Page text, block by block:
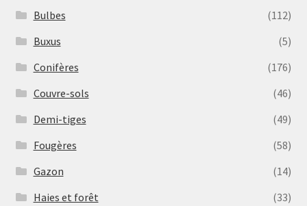
Bulbes
(112)
Buxus
(5)
Conifères
(176)
Couvre-sols
(46)
Demi-tiges
(49)
Fougères
(58)
Gazon
(14)
Haies et forêt
(33)